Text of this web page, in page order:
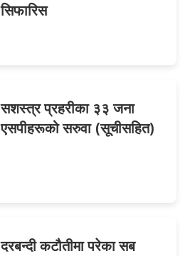
सिफारिस
सशस्त्र प्रहरीका ३३ जना
एसपीहरूको सरुवा (सूचीसहित)
दरबन्दी कटौतीमा परेका सब